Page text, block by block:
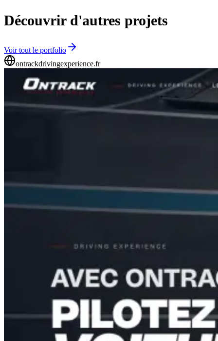
Découvrir d'autres projets
Voir tout le portfolio
ontrackdrivingexperience.fr